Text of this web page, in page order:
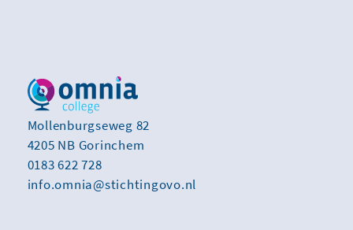
Mollenburgseweg 82
4205 NB Gorinchem
0183 622 728
info.omnia@stichtingovo.nl